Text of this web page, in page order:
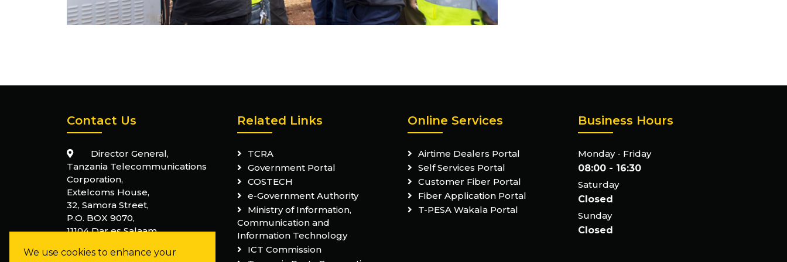
We use cookies to enhance your
Contact Us
Director General,
Tanzania Telecommunications
Corporation,
Extelcoms House,
32, Samora Street,
P.O. BOX 9070,
11104 Dar es Salaam,
Related Links
TCRA
Government Portal
COSTECH
e-Government Authority
Ministry of Information,
Communication and
Information Technology
ICT Commission
Online Services
Airtime Dealers Portal
Self Services Portal
Customer Fiber Portal
Fiber Application Portal
T-PESA Wakala Portal
Business Hours
Monday - Friday
08:00 - 16:30
Saturday
Closed
Sunday
Closed